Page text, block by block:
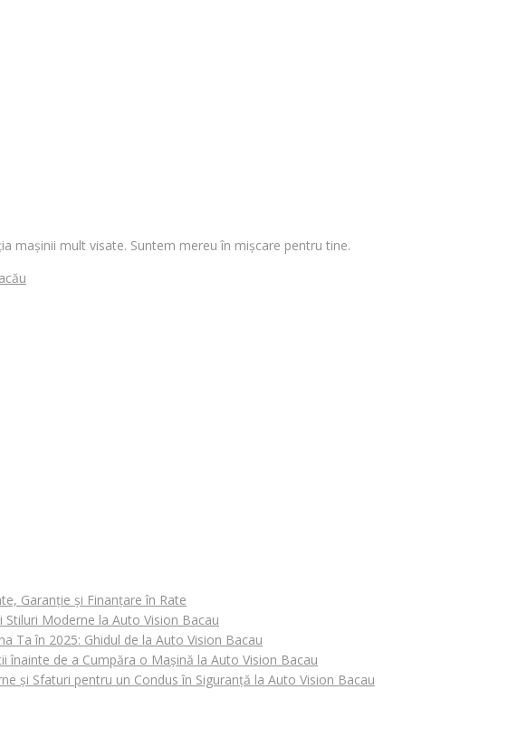
mașinii mult visate. Suntem mereu în mișcare pentru tine.
Garanție și Finanțare în Rate
Moderne la Auto Vision Bacau
Ta în 2025: Ghidul de la Auto Vision Bacau
înainte de a Cumpăra o Mașină la Auto Vision Bacau
și Sfaturi pentru un Condus în Siguranță la Auto Vision Bacau